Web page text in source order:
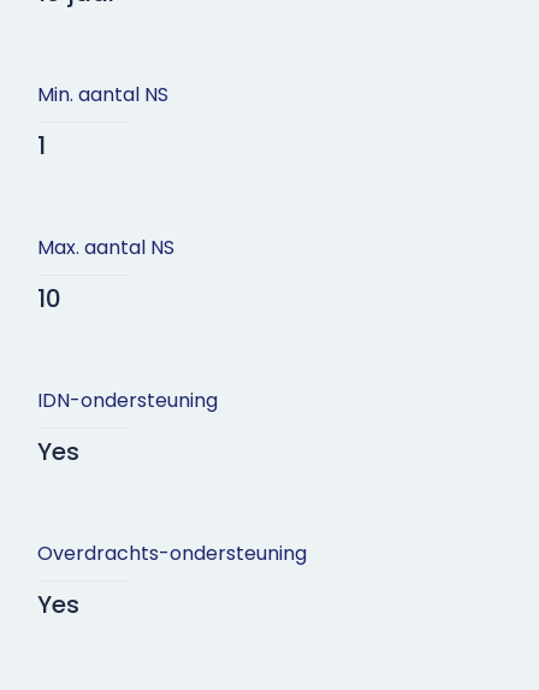
Min. aantal NS
1
Max. aantal NS
10
IDN-ondersteuning
Yes
Overdrachts-ondersteuning
Yes